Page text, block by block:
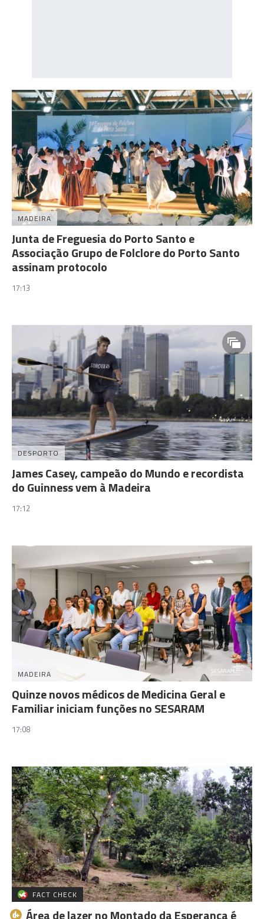
MADEIRA
Junta de Freguesia do Porto Santo e
Associação Grupo de Folclore do Porto Santo
assinam protocolo
17:13
DESPORTO
James Casey, campeão do Mundo e recordista
do Guinness vem à Madeira
17:12
MADEIRA
Quinze novos médicos de Medicina Geral e
Familiar iniciam funções no SESARAM
17:08
FACT CHECK
Área de lazer no Montado da Esperança é